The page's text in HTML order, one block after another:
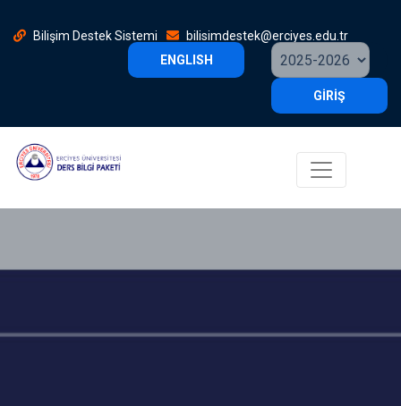
Bilişim Destek Sistemi
bilisimdestek@erciyes.edu.tr
ENGLISH
GİRİŞ